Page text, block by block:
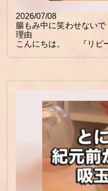
2026/07/08
腸もみ中に笑わせない
理由
こんにちは。 『リピ